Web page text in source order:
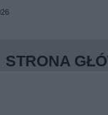
STRONA